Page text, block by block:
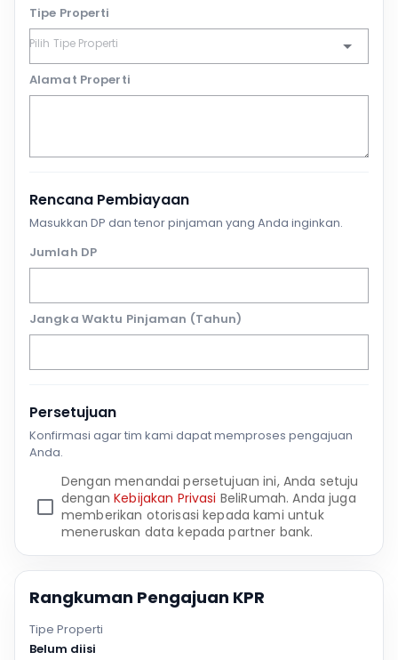
Tipe Properti
Alamat Properti
Rencana Pembiayaan
Masukkan DP dan tenor pinjaman yang Anda inginkan.
Jumlah DP
Jangka Waktu Pinjaman (Tahun)
Persetujuan
Konfirmasi agar tim kami dapat memproses pengajuan
Anda.
Dengan menandai persetujuan ini, Anda setuju
denganKebijakan Privasi BeliRumah. Anda juga
memberikan otorisasi kepada kami untuk
meneruskan data kepada partner bank.
Rangkuman Pengajuan KPR
Tipe Properti
Belum diisi